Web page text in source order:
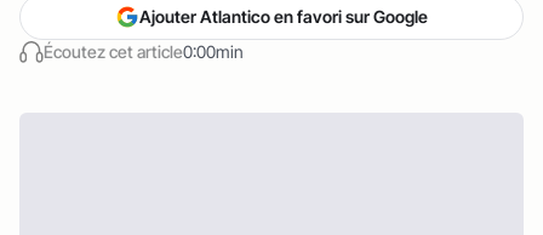
Écoutez cet article0:00min
Ajouter Atlantico en favori sur Google